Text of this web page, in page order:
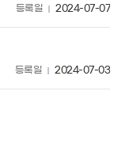
등록일 2024-07-07
등록일 2024-07-03